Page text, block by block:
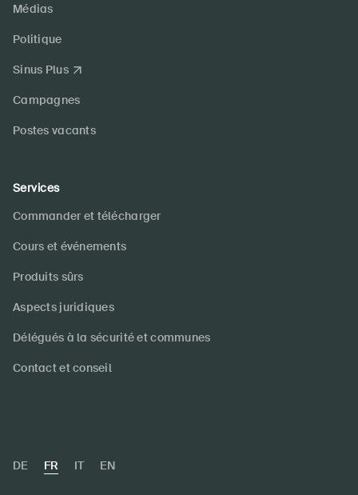
Médias
Politique
Sinus Plus
Campagnes
Postes vacants
Services
Commander et télécharger
Cours et événements
Produits sûrs
Aspects juridiques
Délégués à la sécurité et communes
Contact et conseil
DE FR IT EN